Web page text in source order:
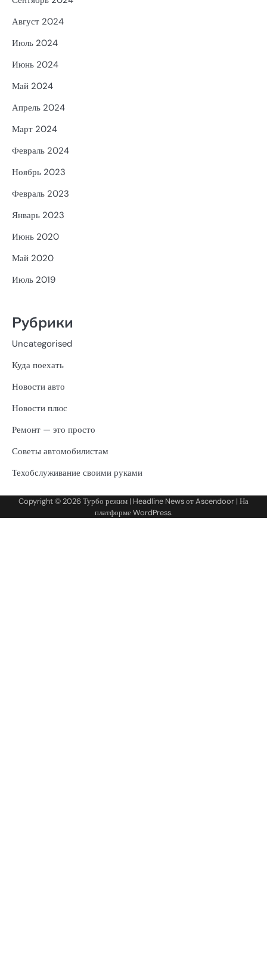
Август 2024
Июль 2024
Июнь 2024
Май 2024
Апрель 2024
Март 2024
Февраль 2024
Ноябрь 2023
Февраль 2023
Январь 2023
Июнь 2020
Май 2020
Июль 2019
Рубрики
Uncategorised
Куда поехать
Новости авто
Новости плюс
Ремонт — это просто
Советы автомобилистам
Техобслуживание своими руками
Copyright © 2026Турбо режим | Headline News отAscendoor | На
платформеWordPress.